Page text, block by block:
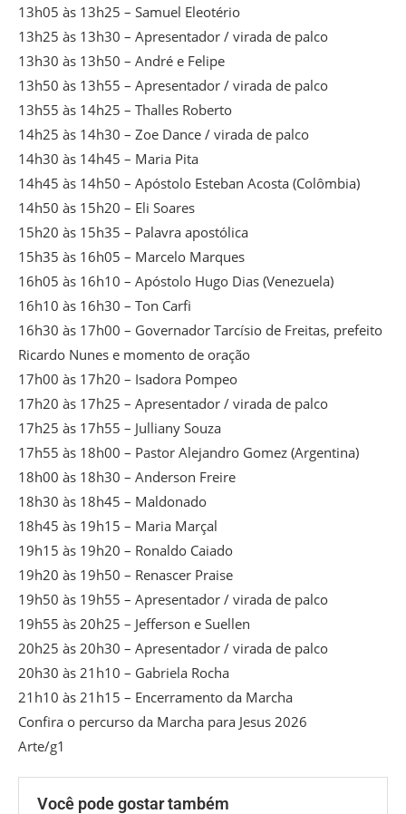
13h05 às 13h25 – Samuel Eleotério
13h25 às 13h30 – Apresentador / virada de palco
13h30 às 13h50 – André e Felipe
13h50 às 13h55 – Apresentador / virada de palco
13h55 às 14h25 – Thalles Roberto
14h25 às 14h30 – Zoe Dance / virada de palco
14h30 às 14h45 – Maria Pita
14h45 às 14h50 – Apóstolo Esteban Acosta (Colômbia)
14h50 às 15h20 – Eli Soares
15h20 às 15h35 – Palavra apostólica
15h35 às 16h05 – Marcelo Marques
16h05 às 16h10 – Apóstolo Hugo Dias (Venezuela)
16h10 às 16h30 – Ton Carfi
16h30 às 17h00 – Governador Tarcísio de Freitas, prefeito
Ricardo Nunes e momento de oração
17h00 às 17h20 – Isadora Pompeo
17h20 às 17h25 – Apresentador / virada de palco
17h25 às 17h55 – Julliany Souza
17h55 às 18h00 – Pastor Alejandro Gomez (Argentina)
18h00 às 18h30 – Anderson Freire
18h30 às 18h45 – Maldonado
18h45 às 19h15 – Maria Marçal
19h15 às 19h20 – Ronaldo Caiado
19h20 às 19h50 – Renascer Praise
19h50 às 19h55 – Apresentador / virada de palco
19h55 às 20h25 – Jefferson e Suellen
20h25 às 20h30 – Apresentador / virada de palco
20h30 às 21h10 – Gabriela Rocha
21h10 às 21h15 – Encerramento da Marcha
Confira o percurso da Marcha para Jesus 2026
Arte/g1
Você pode gostar também